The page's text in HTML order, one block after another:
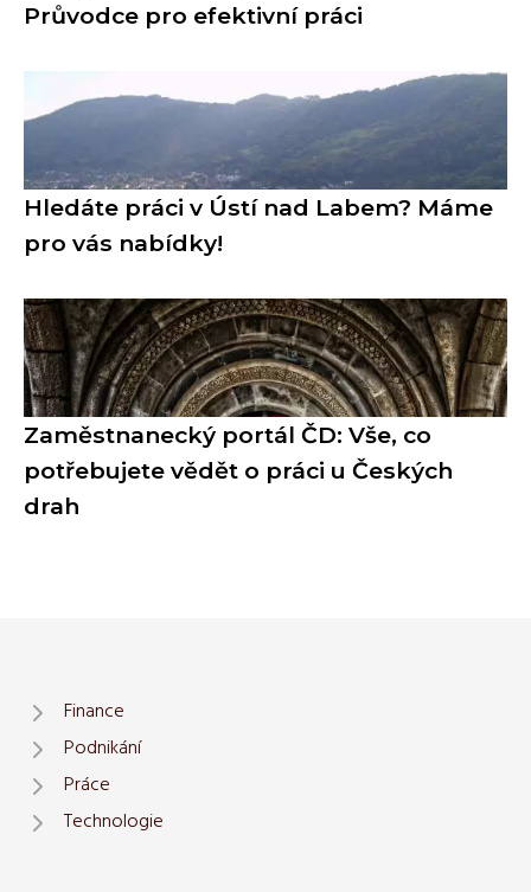
Průvodce pro efektivní práci
Hledáte práci v Ústí nad Labem? Máme
pro vás nabídky!
Zaměstnanecký portál ČD: Vše, co
potřebujete vědět o práci u Českých
drah
Finance
Podnikání
Práce
Technologie